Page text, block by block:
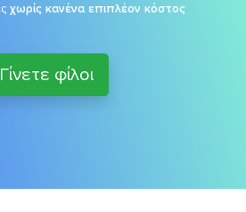
χωρίς κανένα επιπλέον κόστος
Γίνετε φίλοι